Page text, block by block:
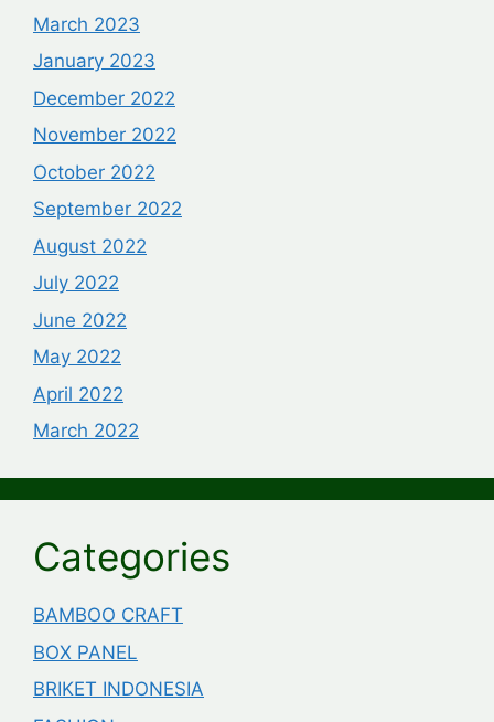
March 2023
January 2023
December 2022
November 2022
October 2022
September 2022
August 2022
July 2022
June 2022
May 2022
April 2022
March 2022
Categories
BAMBOO CRAFT
BOX PANEL
BRIKET INDONESIA